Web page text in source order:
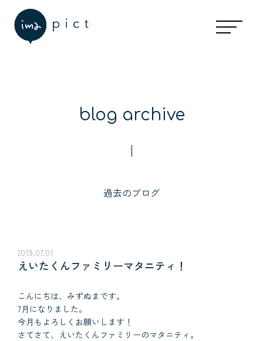
blog archive
過去のブログ
2019.07.01
えいたくんファミリーマタニティ！
こんにちは、みずぬまです。
7月になりました。
今月もよろしくお願いします！
さてさて、えいたくんファミリーのマタニティ。